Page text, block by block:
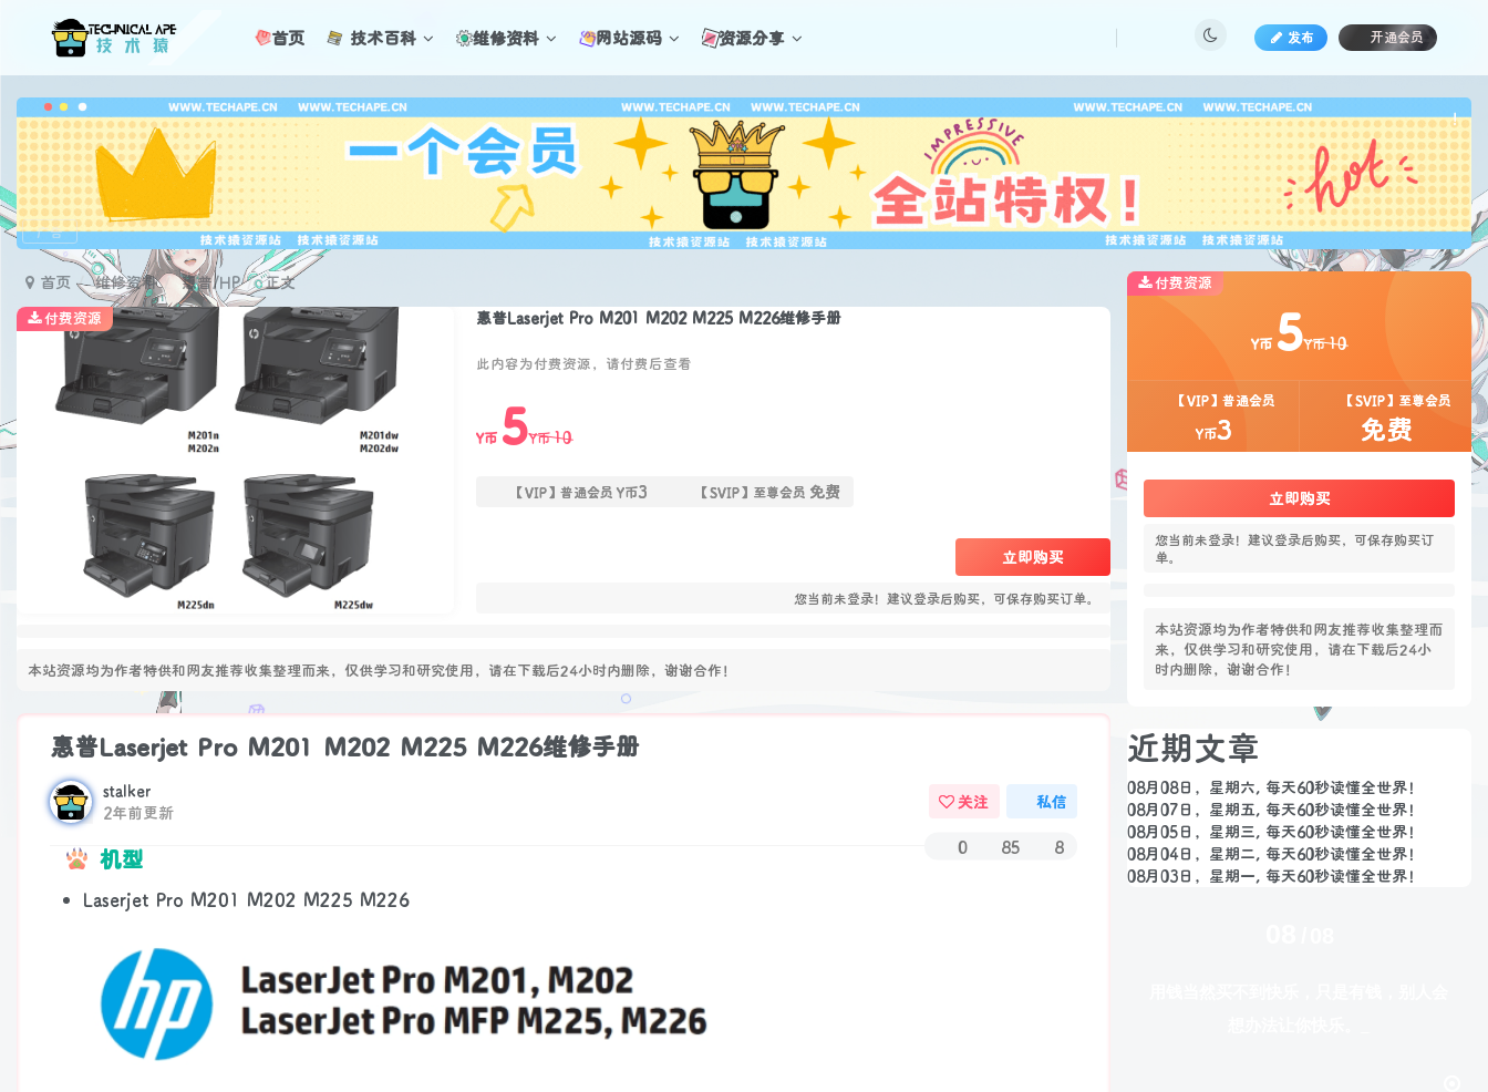
首页 技术百科 维修资料 网站源码 资源分享 发布 开通会员
!
广告
首页 维修资料 惠普/HP
正文
惠普Laserjet Pro M201 M202 M225 M226维修手册
此内容为付费资源，请付费后查看
Y币 5Y币10
【VIP】普通会员 Y币3 【SVIP】至尊会员 免费
立即购买
您当前未登录！建议登录后购买，可保存购买订单。
本站资源均为作者特供和网友推荐收集整理而来，仅供学习和研究使用，请在下载后24小时内删除，谢谢合作！
付费资源
惠普Laserjet Pro M201 M202 M225 M226维修手册
stalker
2年前更新
关注 私信
0 85 8
机型
Laserjet Pro M201 M202 M225 M226
付费资源
Y币 5Y币10
【VIP】普通会员
Y币3
【SVIP】至尊会员
免费
立即购买
您当前未登录！建议登录后购买，可保存购买订
单。
本站资源均为作者特供和网友推荐收集整理而
来，仅供学习和研究使用，请在下载后24小
时内删除，谢谢合作！
近期文章
08月08日，星期六, 每天60秒读懂全世界！
08月07日，星期五, 每天60秒读懂全世界！
08月05日，星期三, 每天60秒读懂全世界！
08月04日，星期二, 每天60秒读懂全世界！
08月03日，星期一, 每天60秒读懂全世界！